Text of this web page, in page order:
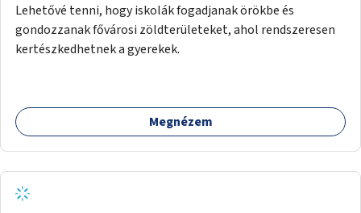
Lehetővé tenni, hogy iskolák fogadjanak örökbe és
gondozzanak fővárosi zöldterületeket, ahol rendszeresen
kertészkedhetnek a gyerekek.
Megnézem